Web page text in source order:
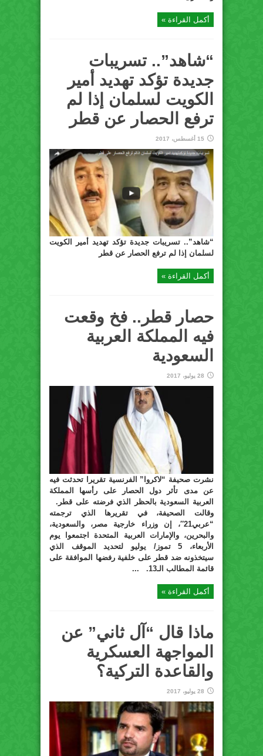
أكمل القراءة »
“شاهد”.. تسريبات
جديدة تؤكد تهديد أمير
الكويت لسلمان إذا لم
ترفع الحصار عن قطر
15 أغسطس، 2017
“شاهد”.. تسريبات جديدة تؤكد تهديد أمير الكويت
لسلمان إذا لم ترفع الحصار عن قطر
أكمل القراءة »
حصار قطر.. فخ وقعت
فيه المملكة العربية
السعودية
28 يوليو، 2017
نشرت صحيفة “لاكروا” الفرنسية تقريرا تحدثت فيه
عن مدى تأثر دول الحصار على رأسها المملكة
العربية السعودية بالحظر الذي فرضته على قطر.
وقالت الصحيفة، في تقريرها الذي ترجمته
“عربي21″، إن وزراء خارجية مصر، والسعودية،
والبحرين، والإمارات العربية المتحدة اجتمعوا يوم
الأربعاء، 5 تموز/ يوليو لتحديد الموقف الذي
سيتخذونه ضد قطر على خلفية رفضها الموافقة على
قائمة المطالب الـ13. ...
أكمل القراءة »
ماذا قال “آل ثاني” عن
المواجهة العسكرية
والقاعدة التركية؟
28 يوليو، 2017